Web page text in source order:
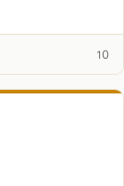
10